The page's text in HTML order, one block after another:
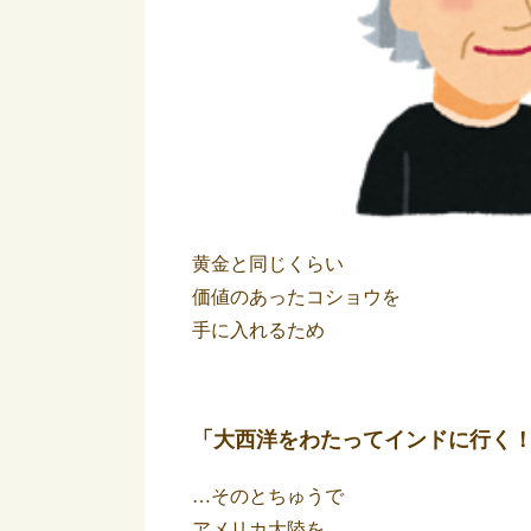
黄金と同じくらい
価値のあったコショウを
手に入れるため
「大西洋をわたってインドに行く
…そのとちゅうで